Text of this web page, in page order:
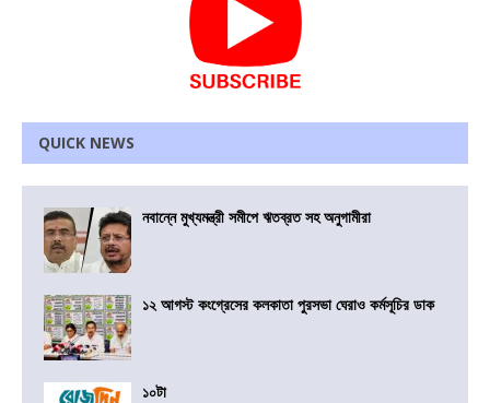
QUICK NEWS
নবান্নে মুখ্যমন্ত্রী সমীপে ঋতব্রত সহ অনুগামীরা
১২ আগস্ট কংগ্রেসের কলকাতা পুরসভা ঘেরাও কর্মসূচির ডাক
১০টা